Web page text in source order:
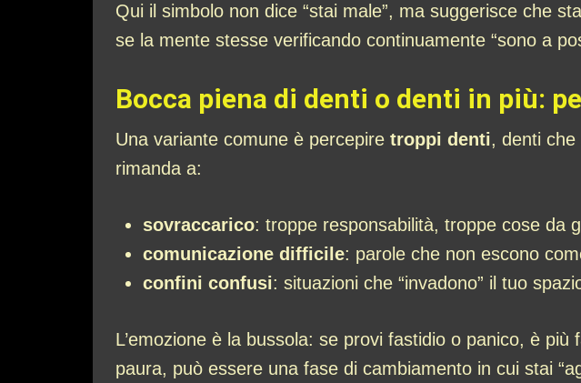
Qui il simbolo non dice “stai male”, ma suggerisce che
se la mente stesse verificando continuamente “sono a
Bocca piena di denti o denti in più:
Una variante comune è percepire troppi denti, denti che
rimanda a:
sovraccarico: troppe responsabilità, troppe cose da
comunicazione difficile: parole che non escono
confini confusi: situazioni che “invadono” il tuo
L’emozione è la bussola: se provi fastidio o panico, è
paura, può essere una fase di cambiamento in cui stai